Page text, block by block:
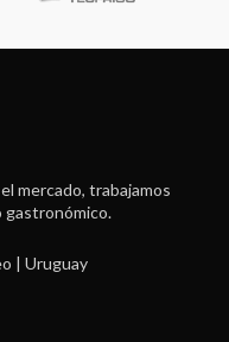
mercado, trabajamos
gastronómico.
| Uruguay